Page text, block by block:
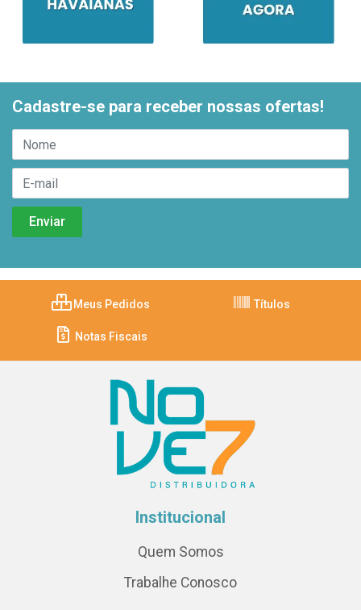
Cadastre-se para receber nossas ofertas!
Meus Pedidos Títulos
Notas Fiscais
Institucional
Quem Somos
Trabalhe Conosco